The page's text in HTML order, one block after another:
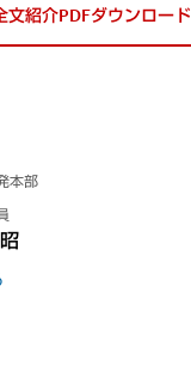
文紹介PDFダウンロード
本部